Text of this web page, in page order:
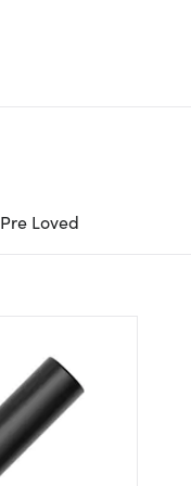
Pre Loved